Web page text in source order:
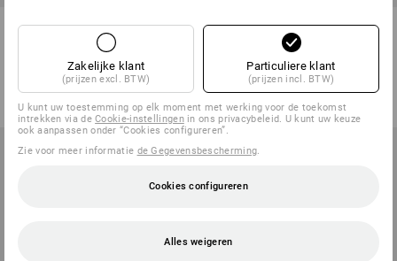
e.s. Geëtste metaal vizier F39
€ 53,12
e.s. knee pad Ergonomic
kleur
€ 11,98
Zakelijke klant
(prijzen excl. BTW)
Particuliere klant
(prijzen incl. BTW)
U kunt uw toestemming op elk moment met werking voor de toekomst
intrekken via deCookie-instellingenin ons privacybeleid. U kunt uw keuze
ook aanpassen onder “Cookies configureren”.
Zie voor meer informatie de Gegevensbescherming.
Cookies configureren
Alles weigeren